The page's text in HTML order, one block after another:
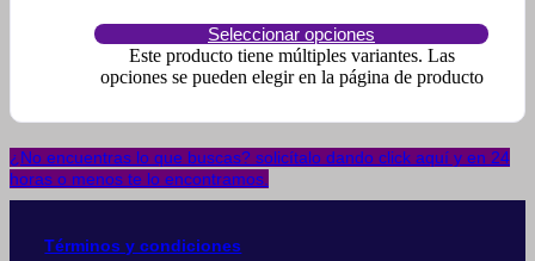
Seleccionar opciones
Este producto tiene múltiples variantes. Las
opciones se pueden elegir en la página de producto
¿No encuentras lo que buscas? solicítalo dando click aquí y en 24
horas o menos te lo encontramos.
Términos y condiciones